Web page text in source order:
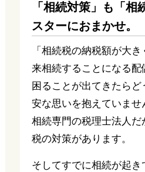
「相続対策」も「相
スターにおまかせ。
「相続税の納税額が大
来相続することになる
困ることが出てきたら
安な思いを抱えていませ
相続専門の税理士法人
税の対策があります。
そしてすでに相続が起